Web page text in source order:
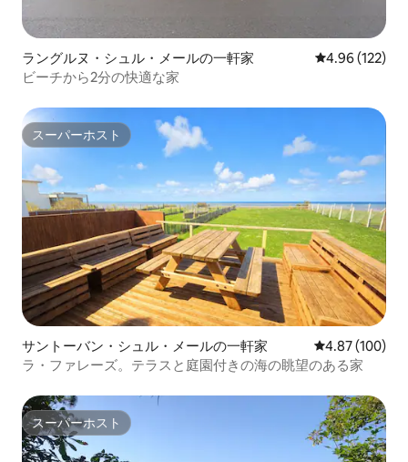
ラングルヌ・シュル・メールの一軒家 レビュー122
4.96 (122)
ビーチから2分の快適な家
スーパーホスト
スーパーホスト
サントーバン・シュル・メールの一軒家 レビュー100
4.87 (100)
ラ・ファレーズ。テラスと庭園付きの海の眺望のある家
スーパーホスト
スーパーホスト